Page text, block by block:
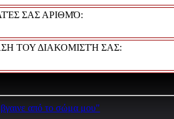
ΣΑΣ ΑΡΙΘΜΌ:
ΤΟΥ ΔΙΑΚΟΜΙΣΤΉ ΣΑΣ:
από το σώμα μου"